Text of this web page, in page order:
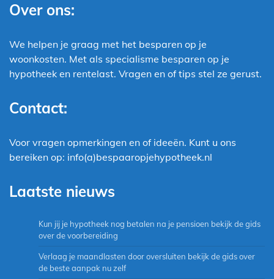
Over ons:
We helpen je graag met het besparen op je
woonkosten. Met als specialisme besparen op je
hypotheek en rentelast. Vragen en of tips stel ze gerust.
Contact:
Voor vragen opmerkingen en of ideeën. Kunt u ons
bereiken op: info(a)bespaaropjehypotheek.nl
Laatste nieuws
Kun jij je hypotheek nog betalen na je pensioen bekijk de gids
over de voorbereiding
Verlaag je maandlasten door oversluiten bekijk de gids over
de beste aanpak nu zelf